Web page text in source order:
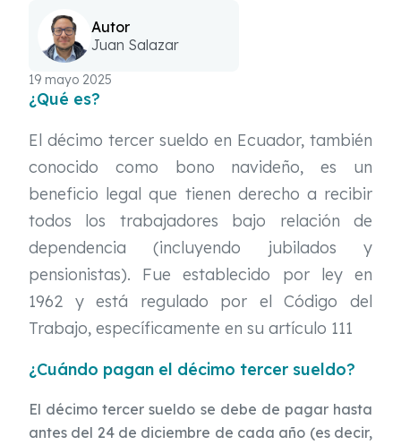
Autor
Juan Salazar
19 mayo 2025
¿Qué es?
El décimo tercer sueldo en Ecuador, también
conocido como bono navideño, es un
beneficio legal que tienen derecho a recibir
todos los trabajadores bajo relación de
dependencia (incluyendo jubilados y
pensionistas). Fue establecido por ley en
1962 y está regulado por el Código del
Trabajo, específicamente en su artículo 111
¿Cuándo pagan el décimo tercer sueldo?
El décimo tercer sueldo se debe de pagar hasta
antes del 24 de diciembre de cada año (es decir,